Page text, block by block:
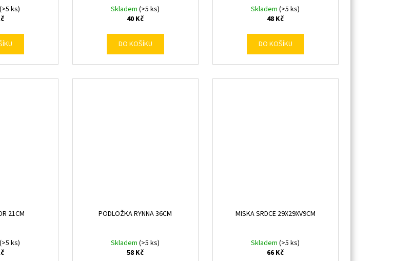
(>5 ks)
Skladem(>5 ks)
40 Kč
DO KOŠÍKU
Skladem(>5 ks)
48 Kč
DO KOŠÍKU
21CM
(>5 ks)
PODLOŽKA RYNNA 36CM
Skladem(>5 ks)
58 Kč
MISKA SRDCE 29X29XV9CM
Skladem(>5 ks)
66 Kč